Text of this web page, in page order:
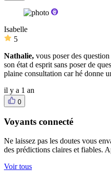
Isabelle
5
Nathalie, vous poser des
son état d esprit sans poser de
plaine consultation car hé donne
il y a 1 an
0
Voyants connecté
Ne laissez pas les doutes vous
des prédictions claires et fiables.
Voir tous